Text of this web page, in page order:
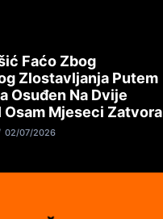
Faćo Zbog
Zlostavljanja Putem
Osuđen Na Dvije
Osam Mjeseci Zatvora
02/07/2026